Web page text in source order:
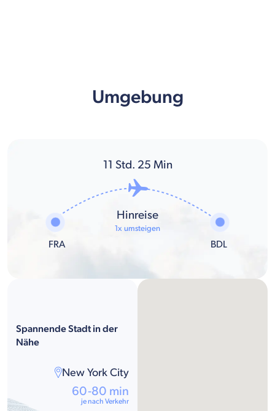
Umgebung
11 Std. 25 Min
FRA
Hinreise
1x umsteigen
BDL
Spannende Stadt in der
Nähe
New York City
60-80 min
je nach Verkehr